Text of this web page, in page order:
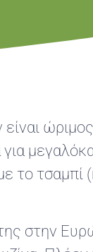
το
στην